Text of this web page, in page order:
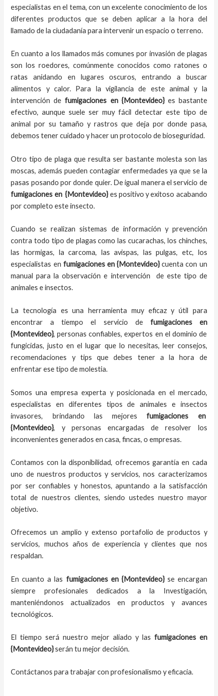
especialistas en el tema, con un excelente conocimiento de los
diferentes productos que se deben aplicar a la hora del
llamado de la ciudadanía para intervenir un espacio o terreno.
En cuanto a los llamados más comunes por invasión de plagas
son los roedores, comúnmente conocidos como ratones o
ratas anidando en lugares oscuros, entrando a buscar
alimentos y calor. Para la vigilancia de este animal y la
intervención defumigaciones en{Montevideo} es bastante
efectivo, aunque suele ser muy fácil detectar este tipo de
animal por su tamaño y rastros que deja por donde pasa,
debemos tener cuidado y hacer un protocolo de bioseguridad.
Otro tipo de plaga que resulta ser bastante molesta son las
moscas, además pueden contagiar enfermedades ya que se la
pasas posando por donde quier. De igual manera el servicio de
fumigaciones en{Montevideo}es positivo y exitoso acabando
por completo este insecto.
Cuando se realizan sistemas de información y prevención
contra todo tipo de plagas como las cucarachas, los chinches,
las hormigas, la carcoma, las avispas, las pulgas, etc, los
especialistas en fumigaciones en{Montevideo}cuenta con un
manual para la observación e intervención de este tipo de
animales e insectos.
La tecnología es una herramienta muy eficaz y útil para
encontrar a tiempo el servicio de fumigaciones en
{Montevideo}, personas confiables, expertos en el dominio de
fungicidas, justo en el lugar que lo necesitas, leer consejos,
recomendaciones y tips que debes tener a la hora de
enfrentar ese tipo de molestia.
Somos una empresa experta y posicionada en el mercado,
especialistas en diferentes tipos de animales e insectos
invasores, brindando las mejoresfumigaciones en
{Montevideo}, y personas encargadas de resolver los
inconvenientes generados en casa, fincas, o empresas.
Contamos con la disponibilidad, ofrecemos garantía en cada
uno de nuestros productos y servicios, nos caracterizamos
por ser confiables y honestos, apuntando a la satisfacción
total de nuestros clientes, siendo ustedes nuestro mayor
objetivo.
Ofrecemos un amplio y extenso portafolio de productos y
servicios, muchos años de experiencia y clientes que nos
respaldan.
En cuanto a las fumigaciones en {Montevideo} se encargan
siempre profesionales dedicados a la Investigación,
manteniéndonos actualizados en productos y avances
tecnológicos.
El tiempo será nuestro mejor aliado y las fumigaciones en
{Montevideo}serán tu mejor decisión.
Contáctanos para trabajar con profesionalismo y eficacia.